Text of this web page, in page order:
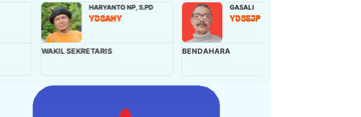
HARYANTO NP, S.PD
YD8AHY
SEKRETARIS
GASALI
YD8EJP